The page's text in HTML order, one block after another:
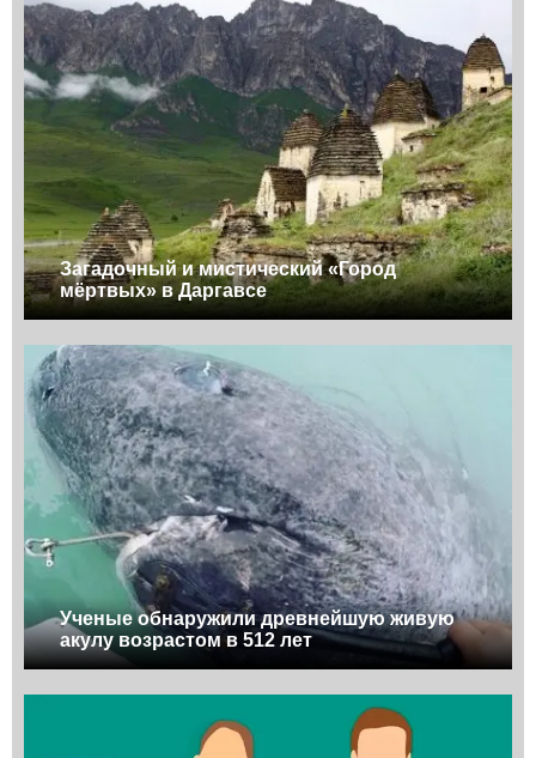
Загадочный и мистический «Город
мёртвых» в Даргавсе
Ученые обнаружили древнейшую живую
акулу возрастом в 512 лет